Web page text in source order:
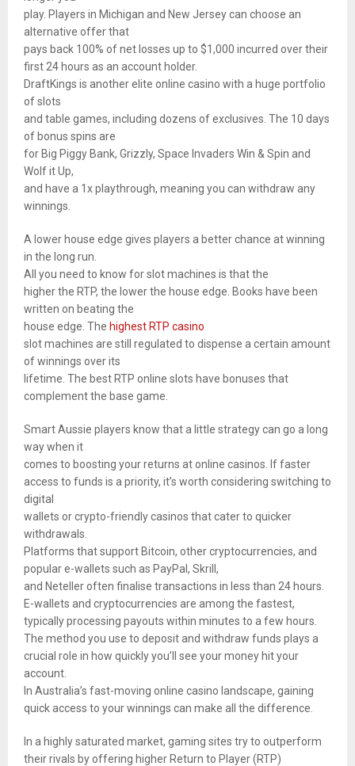
play. Players in Michigan and New Jersey can choose an
alternative offer that
pays back 100% of net losses up to $1,000 incurred over their
first 24 hours as an account holder.
DraftKings is another elite online casino with a huge portfolio
of slots
and table games, including dozens of exclusives. The 10 days
of bonus spins are
for Big Piggy Bank, Grizzly, Space Invaders Win & Spin and
Wolf it Up,
and have a 1x playthrough, meaning you can withdraw any
winnings.
A lower house edge gives players a better chance at winning
in the long run.
All you need to know for slot machines is that the
higher the RTP, the lower the house edge. Books have been
written on beating the
house edge. The highest RTP casino
slot machines are still regulated to dispense a certain amount
of winnings over its
lifetime. The best RTP online slots have bonuses that
complement the base game.
Smart Aussie players know that a little strategy can go a long
way when it
comes to boosting your returns at online casinos. If faster
access to funds is a priority, it’s worth considering switching to
digital
wallets or crypto-friendly casinos that cater to quicker
withdrawals.
Platforms that support Bitcoin, other cryptocurrencies, and
popular e-wallets such as PayPal, Skrill,
and Neteller often finalise transactions in less than 24 hours.
E-wallets and cryptocurrencies are among the fastest,
typically processing payouts within minutes to a few hours.
The method you use to deposit and withdraw funds plays a
crucial role in how quickly you’ll see your money hit your
account.
In Australia’s fast-moving online casino landscape, gaining
quick access to your winnings can make all the difference.
In a highly saturated market, gaming sites try to outperform
their rivals by offering higher Return to Player (RTP)